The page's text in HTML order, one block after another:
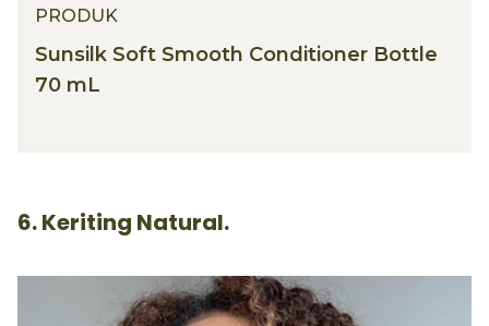
PRODUK
Sunsilk Soft Smooth Conditioner Bottle
70 mL
6. Keriting Natural.